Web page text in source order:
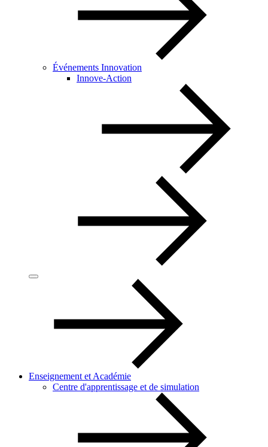
Événements Innovation
Innove-Action
Enseignement et Académie
Centre d'apprentissage et de simulation